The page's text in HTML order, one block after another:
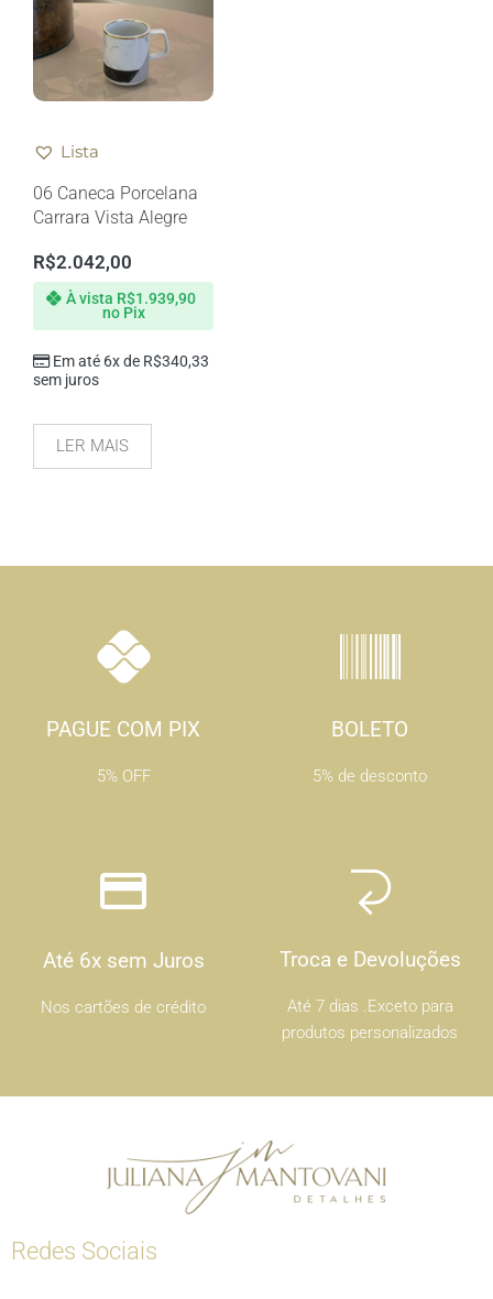
Lista
06 Caneca Porcelana
Carrara Vista Alegre
R$2.042,00
Em até 6x de R$340,33
sem juros
À vista R$1.939,90
no Pix
LER MAIS
PAGUE COM PIX
5% OFF
BOLETO
5% de desconto
Até 6x sem Juros
Nos cartões de crédito
Troca e Devoluções
Até 7 dias .Exceto para
produtos personalizados
Redes Sociais